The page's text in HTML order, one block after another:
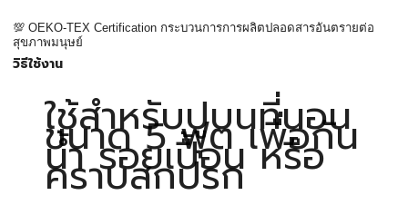
💯 OEKO-TEX Certification กระบวนการการผลิตปลอดสารอันตรายต่อ
สุขภาพมนุษย์
วิธีใช้งาน
ใช้สำหรับปูบนที่นอน
ขนาด 5 ฟุต เพื่อกัน
น้ำ รอยเปื้อน หรือ
คราบสกปรก